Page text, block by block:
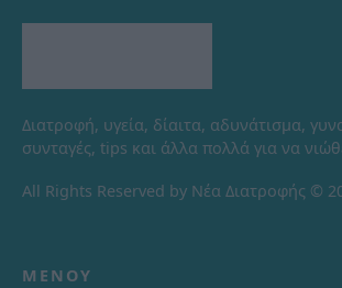
Διατροφή, υγεία, δίαιτα, αδυνάτισμα,
συνταγές, tips και άλλα πολλά για να
All Rights Reserved by Νέα Διατροφής ©
ΜΕΝΟΎ